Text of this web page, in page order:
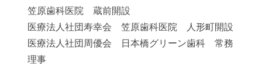
笠原歯科医院 蔵前開設
医療法人社団寿幸会 笠原歯科医院 人形町開設
医療法人社団周優会 日本橋グリーン歯科 常務
理事